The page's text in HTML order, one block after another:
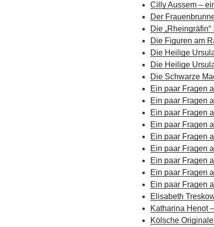
Cilly Aussem –
Der
Die
Die Figuren am
Die Heilige
Die Heilige
Die Schwarze
Ein paar Fragen
Ein paar Fragen
Ein paar Fragen
Ein paar Fragen
Ein paar Fragen
Ein paar Fragen
Ein paar Fragen
Ein paar Fragen
Ein paar Fragen
Elisabeth
Katharina Henot
Kölsche